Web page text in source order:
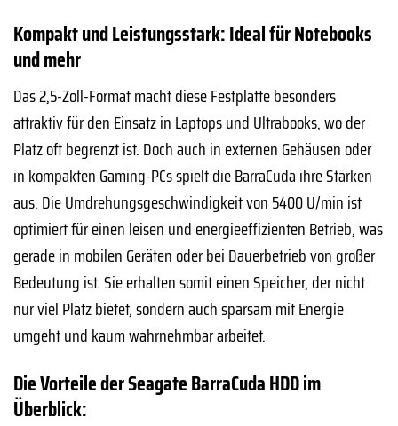
Kompakt und Leistungsstark: Ideal für Notebooks
und mehr
Das 2,5-Zoll-Format macht diese Festplatte besonders
attraktiv für den Einsatz in Laptops und Ultrabooks, wo der
Platz oft begrenzt ist. Doch auch in externen Gehäusen oder
in kompakten Gaming-PCs spielt die BarraCuda ihre Stärken
aus. Die Umdrehungsgeschwindigkeit von 5400 U/min ist
optimiert für einen leisen und energieeffizienten Betrieb, was
gerade in mobilen Geräten oder bei Dauerbetrieb von großer
Bedeutung ist. Sie erhalten somit einen Speicher, der nicht
nur viel Platz bietet, sondern auch sparsam mit Energie
umgeht und kaum wahrnehmbar arbeitet.
Die Vorteile der Seagate BarraCuda HDD im
Überblick: